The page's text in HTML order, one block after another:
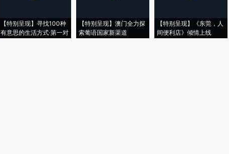
【特别呈现】寻找100种
有意思的生活方式·第一对
【特别呈现】澳门全力探
索葡语国家新渠道
【特别呈现】《东莞，人
间便利店》倾情上线